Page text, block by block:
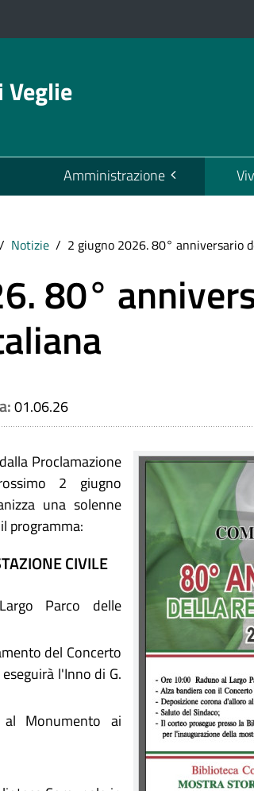
Veglie
Amministrazione
Notizie 2 giugno 2026. 80° anniversario
80°
01.06.26
Proclamazione
2 giugno
una solenne
programma:
CIVILE
Parco delle
del Concerto
l'Inno di G.
al Monumento ai